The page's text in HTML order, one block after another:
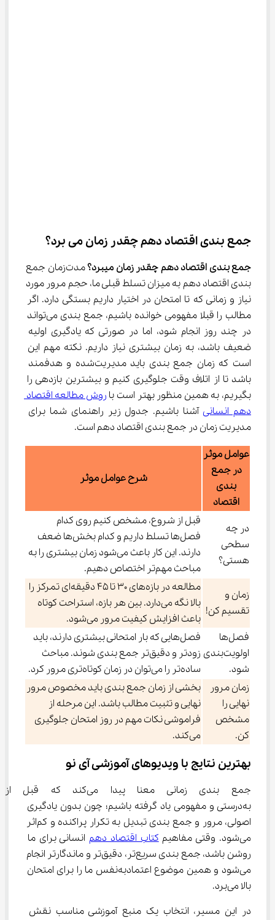
جمع بندی اقتصاد دهم چقدر زمان می ‌برد؟
جمع بندی اقتصاد دهم چقدر زمان میبرد؟
مدت‌زمان جمع
بندی اقتصاد دهم به میزان تسلط قبلی ما، حجم مرور مورد
نیاز و زمانی که تا امتحان در اختیار داریم بستگی دارد. اگر
مطالب را قبلا مفهومی خوانده باشیم، جمع بندی می‌تواند
در چند روز انجام شود، اما در صورتی که یادگیری اولیه
ضعیف باشد، به زمان بیشتری نیاز داریم. نکته مهم این
است که زمان جمع بندی باید مدیریت‌شده و هدفمند
باشد تا از اتلاف وقت جلوگیری کنیم و بیشترین بازدهی را
بگیریم،‌ به همین منظور بهتر است با
روش مطالعه اقتصاد
دهم انسانی آشنا باشیم. جدول زیر راهنمای شما برای
مدیریت زمان در جمع بندی اقتصاد دهم است.
عوامل موثر
در جمع
بندی
اقتصاد
شرح عوامل موثر
در چه
سطحی
هستی؟
قبل از شروع، مشخص کنیم روی کدام
فصل‌ها تسلط داریم و کدام بخش‌ها ضعف
دارند. این کار باعث می‌شود زمان بیشتری را به
مباحث مهم‌تر اختصاص دهیم.
زمان و
تقسیم کن!
مطالعه در بازه‌های ۳۰ تا ۴۵ دقیقه‌ای تمرکز را
بالا نگه می‌دارد. بین هر بازه، استراحت کوتاه
باعث افزایش کیفیت مرور می‌شود.
فصل‌ها
اولویت‌بندی
شود.
فصل‌هایی که بار امتحانی بیشتری دارند، باید
زودتر و دقیق‌تر جمع بندی شوند. مباحث
ساده‌تر را می‌توان در زمان کوتاه‌تری مرور کرد.
زمان مرور
نهایی را
مشخص
کن.
بخشی از زمان جمع بندی باید مخصوص مرور
نهایی و تثبیت مطالب باشد. این مرحله از
فراموشی نکات مهم در روز امتحان جلوگیری
می‌کند.
بهترین نتایج با ویدیوهای آموزشی آی نو
جمع بندی زمانی معنا پیدا
به‌درستی و مفهومی یاد گرفته باشیم؛ چون بدون یادگیری
اصولی، مرور و جمع بندی تبدیل به تکرار پراکنده و کم‌اثر
می‌شود. وقتی مفاهیم
کتاب اقتصاد دهم انسانی برای ما
روشن باشد، جمع بندی سریع‌تر، دقیق‌تر و ماندگارتر انجام
می‌شود و همین موضوع اعتمادبه‌نفس ما را برای امتحان
بالا می‌برد.
در این مسیر، انتخاب یک منبع آموزشی مناسب نقش